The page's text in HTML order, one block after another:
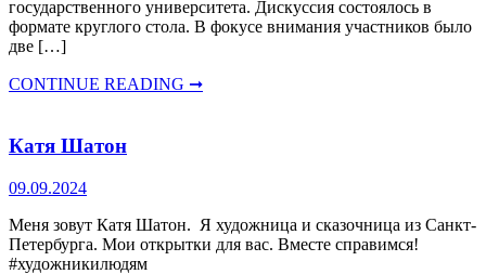
государственного университета. Дискуссия состоялось в
формате круглого стола. В фокусе внимания участников было
две […]
CONTINUE READING ➞
Катя Шатон
09.09.2024
Меня зовут Катя Шатон. Я художница и сказочница из Санкт-
Петербурга. Мои открытки для вас. Вместе справимся!
#художникилюдям